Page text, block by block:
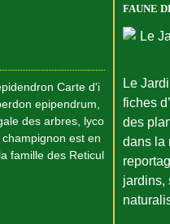
Carte d'i
epipendrum,
des arbres, lyco
est en
famille des Reticul
FAUNE
Le
fiches
des
dans la
jardins,